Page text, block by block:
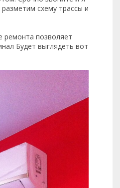
схему трассы и
ремонта позволяет
Будет выглядеть вот